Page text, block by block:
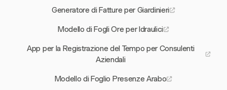
Generatore di Fatture per Giardinieri
Modello di Fogli Ore per Idraulici
App per la Registrazione del Tempo per Consulenti
Aziendali
Modello di Foglio Presenze Arabo